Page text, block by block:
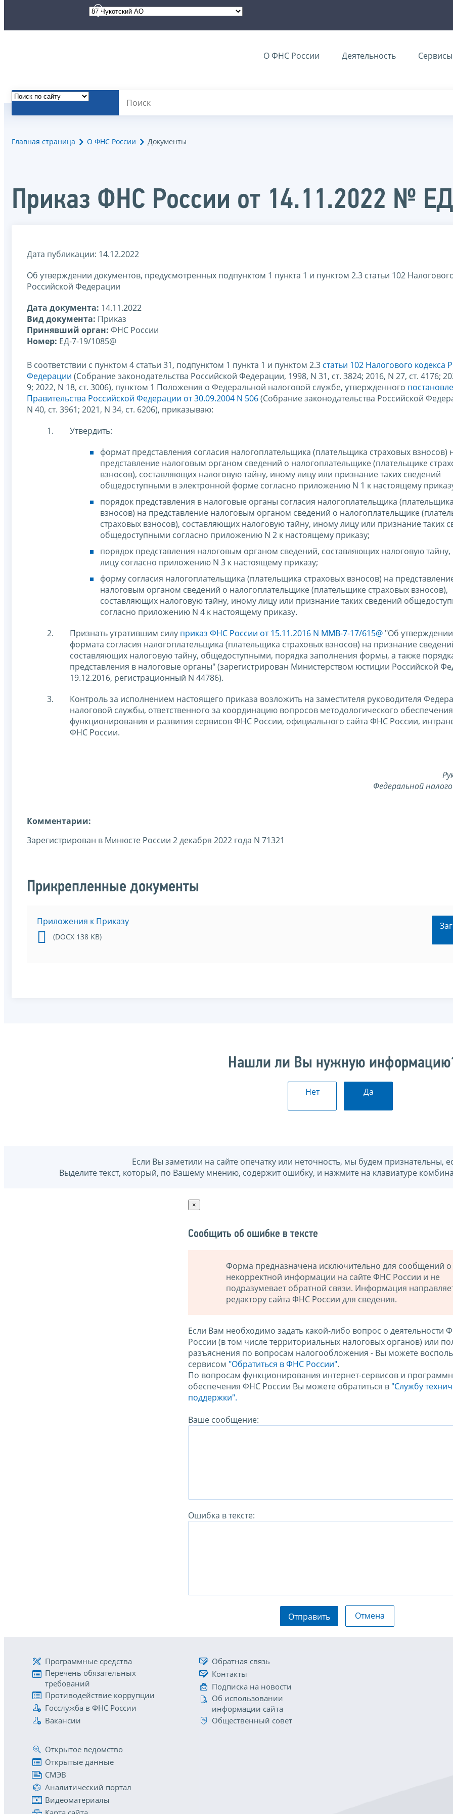
О ФНС России Деятельность Сервисы
Главная страница О ФНС России Документы
Приказ ФНС России от 14.11.2022 №
Дата публикации: 14.12.2022
Об утверждении документов, предусмотренных подпунктом 1 пункта 1 и пунктом 2.3 статьи 102
Российской Федерации
Дата документа: 14.11.2022
Вид документа: Приказ
Принявший орган: ФНС России
Номер: ЕД-7-19/1085@
В соответствии с пунктом 4 статьи 31, подпунктом 1 пункта 1 и пунктом 2.3 статьи 102 Налогового кодекса
Федерации (Собрание законодательства Российской Федерации, 1998, N 31, ст. 3824; 2016, N 27, ст. 4176;
9; 2022, N 18, ст. 3006), пунктом 1 Положения о Федеральной налоговой службе, утвержденного
Правительства Российской Федерации от 30.09.2004 N 506(Собрание законодательства Российской
N 40, ст. 3961; 2021, N 34, ст. 6206), приказываю:
Утвердить:
формат представления согласия налогоплательщика (плательщика страховых взносов)
представление налоговым органом сведений о налогоплательщике (плательщике
взносов), составляющих налоговую тайну, иному лицу или признание таких сведений
общедоступными в электронной форме согласно приложению N 1 к настоящему
порядок представления в налоговые органы согласия налогоплательщика
взносов) на представление налоговым органом сведений о налогоплательщике
страховых взносов), составляющих налоговую тайну, иному лицу или признание таких
общедоступными согласно приложению N 2 к настоящему приказу;
порядок представления налоговым органом сведений, составляющих налоговую
лицу согласно приложению N 3 к настоящему приказу;
форму согласия налогоплательщика (плательщика страховых взносов) на
налоговым органом сведений о налогоплательщике (плательщике страховых взносов),
составляющих налоговую тайну, иному лицу или признание таких сведений
согласно приложению N 4 к настоящему приказу.
Признать утратившим силу приказ ФНС России от 15.11.2016 N ММВ-7-17/615@ "Об
формата согласия налогоплательщика (плательщика страховых взносов) на признание
составляющих налоговую тайну, общедоступными, порядка заполнения формы, а также
представления в налоговые органы" (зарегистрирован Министерством юстиции Российской
19.12.2016, регистрационный N 44786).
Контроль за исполнением настоящего приказа возложить на заместителя руководителя
налоговой службы, ответственного за координацию вопросов методологического
функционирования и развития сервисов ФНС России, официального сайта ФНС России,
ФНС России.
Федеральной
Комментарии:
Зарегистрирован в Минюсте России 2 декабря 2022 года N 71321
Прикрепленные документы
Приложения к Приказу
(DOCX 138 KB)
Нашли ли Вы нужную
Нет Да
Если Вы заметили на сайте опечатку или неточность, мы будем признательны,
Выделите текст, который, по Вашему мнению, содержит ошибку, и нажмите на клавиатуре
×
Сообщить об ошибке в тексте
Форма предназначена исключительно для сообщений о
некорректной информации на сайте ФНС России и не
подразумевает обратной связи. Информация
редактору сайта ФНС России для сведения.
Если Вам необходимо задать какой-либо вопрос о деятельности
России (в том числе территориальных налоговых органов) или
разъяснения по вопросам налогообложения - Вы можете
сервисом "Обратиться в ФНС России".
По вопросам функционирования интернет-сервисов и
обеспечения ФНС России Вы можете обратиться в "Службу
поддержки".
Ваше сообщение:
Ошибка в тексте:
Отправить Отмена
Программные средства
Перечень обязательных
требований
Противодействие коррупции
Госслужба в ФНС России
Вакансии
Обратная связь
Контакты
Подписка на новости
Об использовании
информации сайта
Общественный совет
Открытое ведомство
Открытые данные
СМЭВ
Аналитический портал
Видеоматериалы